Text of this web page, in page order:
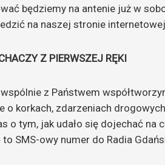
będziemy na antenie już w
na naszej stronie
Z PIERWSZEJ RĘKI
z Państwem
o korkach, zdarzeniach
o tym, jak udało się dojechać na
to SMS-owy numer do Radia